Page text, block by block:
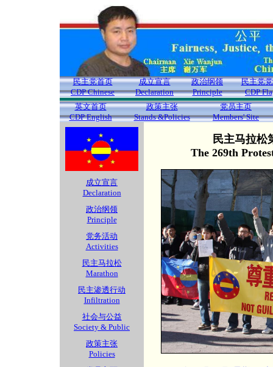
民主党首页
CDP Chinese
成立宣言
Declaration
政治纲领
Principle
民主党
CDP
英文首页
CDP English
政策主张
Stands &Policies
党员主页
Members' Site
成立宣言
Declaration
政治纲领
Principle
党务活动
Activities
民主马拉松
Marathon
民主渗透行动
Infiltration
社会与公益
Society & Public
政策主张
Policies
民主马拉松
The 269th